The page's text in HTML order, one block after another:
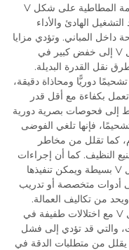
وتكييف الهواء (HVAC) على محركات الأحزمة المطاطية على شكل V
الهادئ والأداء
داخل المباني. وتؤدي مزايا
الصيانة لأنظمة الأحزمة المطاطية على شكل V إلى خفض كبير في
نقل القدرة البديلة.
دوريًّا ومحاذاة دقيقة،
فإن أنظمة الأحزمة المطاطية على شكل V تعمل بكفاءة مع أقل قدر
إلى فحوصات بصرية دورية
فإنها تلغي الفوضى
كما تقلل من مخاطر
النظيف. كما أن إجراءات
استبدال أنظمة الأحزمة المطاطية على شكل V بسيطة ويمكن تنفيذها
أدوات متخصصة أو تدريب
من تكاليف العمالة.
ويتسامح تصميم الحزام المطاطي على شكل V مع اختلالات طفيفة في
والتي قد تؤدي إلى فشل
يقلل من متطلبات الدقة في